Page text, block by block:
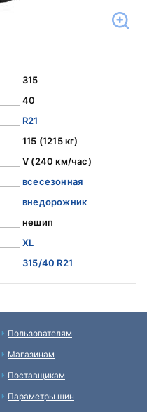
315
40
R21
115 (1215 кг)
V (240 км/час)
всесезонная
внедорожник
нешип
XL
315/40 R21
Пользователям
Магазинам
Поставщикам
Параметры шин